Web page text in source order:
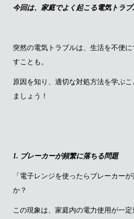
今回は、家庭でよく起こる電気トラ
突然の電気トラブルは、生活を不便
すことも。
原因を知り、適切な対処方法を学ぶ
ましょう！
1. ブレーカーが頻繁に落ちる問題
「電子レンジを使ったらブレーカー
か？
この現象は、家庭内の電力使用が一